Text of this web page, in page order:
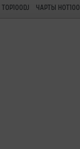
TOP100DJ ЧАРТЫ HOT100